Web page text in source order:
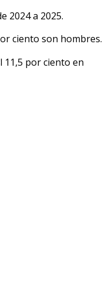
2024 a 2025.
ciento son hombres.
11,5 por ciento en